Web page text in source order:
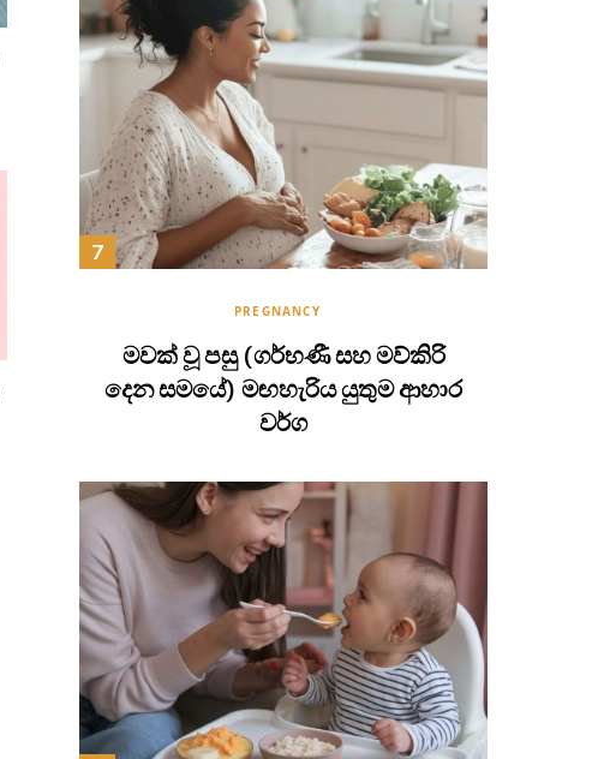
PREGNANCY
මවක් වූ පසු (ගර්භණී සහ මව්කිරි
දෙන සමයේ) මඟහැරිය යුතුම ආහාර
වර්ග